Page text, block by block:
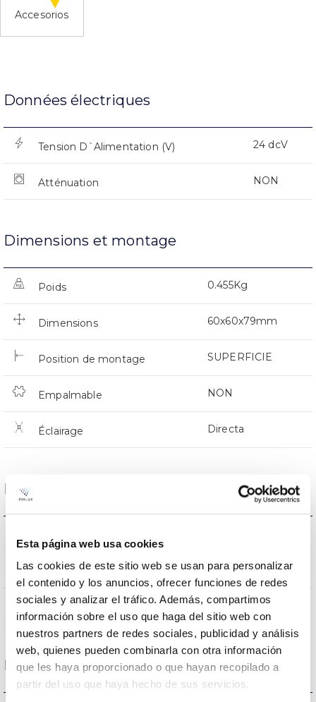
Esta página web usa cookies
Las cookies de este sitio web se usan para personalizar
el contenido y los anuncios, ofrecer funciones de redes
sociales y analizar el tráfico. Además, compartimos
información sobre el uso que haga del sitio web con
nuestros partners de redes sociales, publicidad y análisis
web, quienes pueden combinarla con otra información
que les haya proporcionado o que hayan recopilado a
partir del uso que haya hecho de sus servicios.
Accesorios
Données électriques
Tension D`Alimentation (V) 24 dcV
Atténuation NON
Dimensions et montage
Poids 0.455Kg
Dimensions 60x60x79mm
Position de montage SUPERFICIE
Empalmable NON
Éclairage Directa
Données optiques
CRI Indice de rendu des couleurs 80
Angle d’ouverture 60
Logement et finition